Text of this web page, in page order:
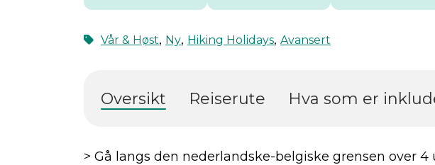
Vår & Høst, Ny, Hiking Holidays, Avansert
Oversikt Reiserute Hva som er
> Gå langs den nederlandske-belgiske grensen over